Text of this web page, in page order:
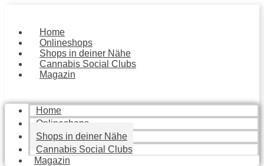
springenHome
Onlineshops
Shops in deiner Nähe
Cannabis Social Clubs
Magazin
Home
Onlineshops
Shops in deiner Nähe
Cannabis Social Clubs
Magazin